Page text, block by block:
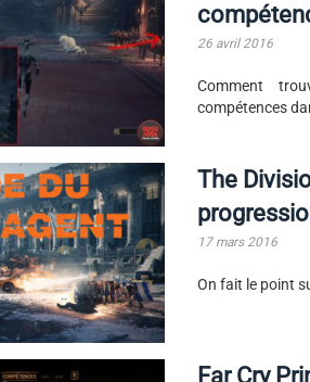
26 avril 2016
Comment
compétences
The
17 mars 2016
On fait le point
Far Cry